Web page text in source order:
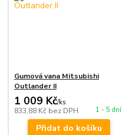
Gumová vana Mitsubishi
Outlander II
1 009 Kč/ks
833,88 Kč bez DPH 1 - 5 dní
Přidat do košíku